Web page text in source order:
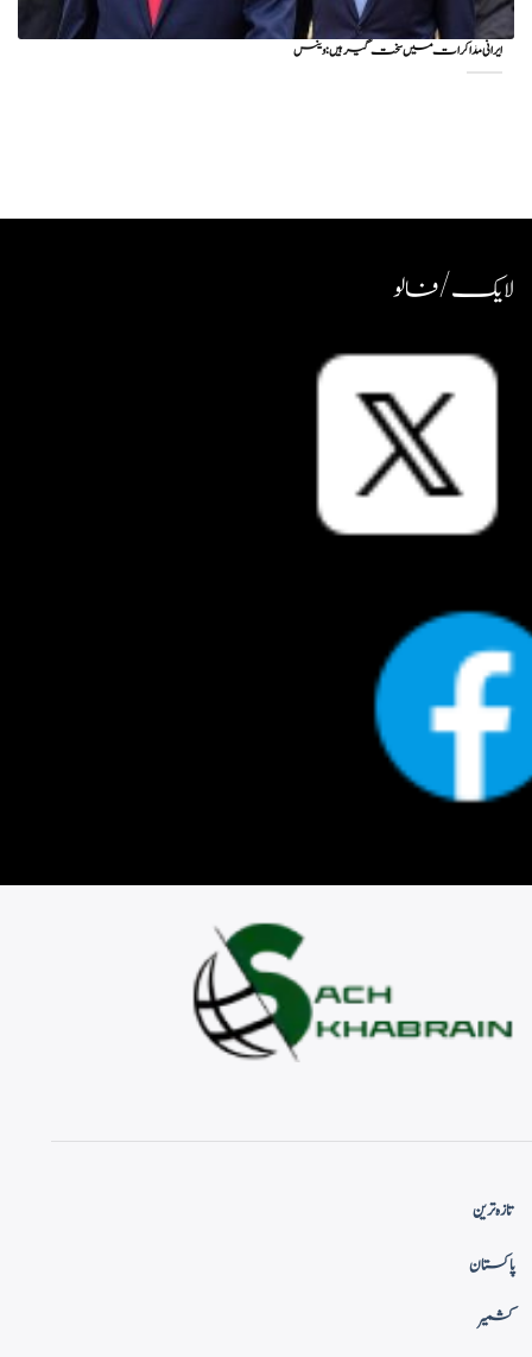
ایرانی مذاکرات میں سخت گیر ہیں: وینس
لایک / فالو
تازہ ترین
پاکستان
کشمیر